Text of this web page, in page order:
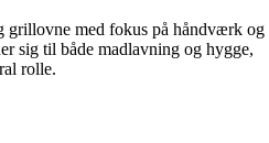
grillovne med fokus på håndværk og
sig til både madlavning og hygge,
rolle.